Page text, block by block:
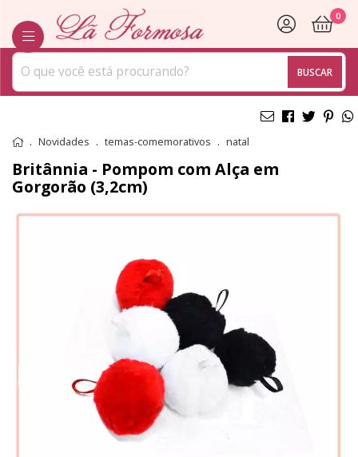
BUSCAR
0
Novidades temas-comemorativos natal
Britânnia - Pompom com Alça em
Gorgorão (3,2cm)